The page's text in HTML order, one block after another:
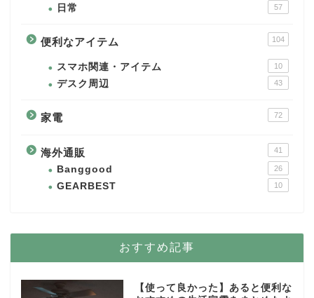
日常 57
便利なアイテム 104
スマホ関連・アイテム 10
デスク周辺 43
家電 72
海外通販 41
Banggood 26
GEARBEST 10
おすすめ記事
【使って良かった】あると便利な